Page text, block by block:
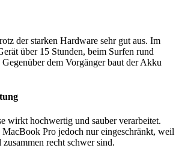
der starken Hardware sehr gut aus. Im
über 15 Stunden, beim Surfen rund
dem Vorgänger baut der Akku
wirkt hochwertig und sauber verarbeitet.
Pro jedoch nur eingeschränkt, weil
recht schwer sind.